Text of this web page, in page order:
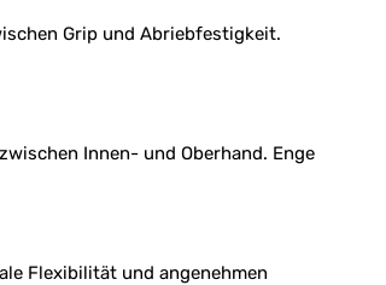
Grip und Abriebfestigkeit.
Innen- und Oberhand. Enge
Flexibilität und angenehmen